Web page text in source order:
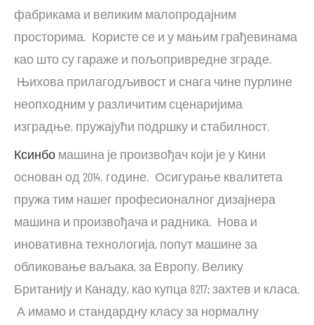
фабрикама и великим малопродајним
просторима. Користе се и у мањим грађевинама
као што су гараже и пољопривредне зграде.
Њихова прилагодљивост и снага чине пурлине
неопходним у различитим сценаријима
изградње, пружајући подршку и стабилност.
Ксинбо машина је произвођач који је у Кини
основан од 2014. године. Осигурање квалитета
пружа тим нашег професионалног дизајнера
машина и произвођача и радника. Нова и
иновативна технологија, попут машине за
обликовање ваљака, за Европу, Велику
Британију и Канаду, као купца 8217; захтев и класа.
А имамо и стандардну класу за нормалну